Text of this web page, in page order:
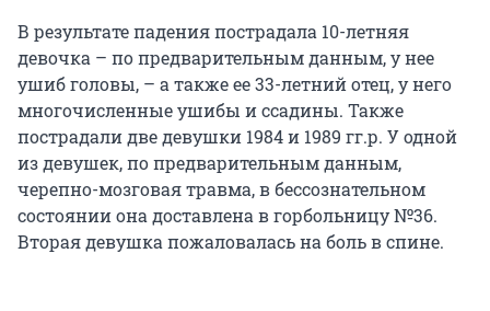
В результате падения пострадала 10-летняя
девочка – по предварительным данным, у нее
ушиб головы, – а также ее 33-летний отец, у него
многочисленные ушибы и ссадины. Также
пострадали две девушки 1984 и 1989 гг.р. У одной
из девушек, по предварительным данным,
черепно-мозговая травма, в бессознательном
состоянии она доставлена в горбольницу №36.
Вторая девушка пожаловалась на боль в спине.